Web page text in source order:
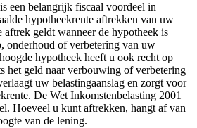
een belangrijk fiscaal voordeel in
hypotheekrente aftrekken van uw
aftrek geldt wanneer de hypotheek is
onderhoud of verbetering van uw
hypotheek heeft u ook recht op
het geld naar verbouwing of verbetering
uw belastingaanslag en zorgt voor
De Wet Inkomstenbelasting 2001
Hoeveel u kunt aftrekken, hangt af van
van de lening.